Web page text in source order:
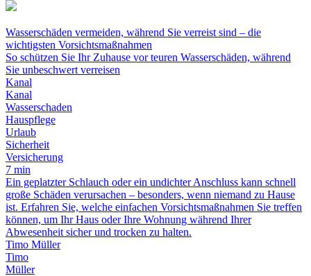
Wasserschäden vermeiden, während Sie verreist sind – die
wichtigsten Vorsichtsmaßnahmen
So schützen Sie Ihr Zuhause vor teuren Wasserschäden, während
Sie unbeschwert verreisen
Kanal
Kanal
Wasserschaden
Hauspflege
Urlaub
Sicherheit
Versicherung
7 min
Ein geplatzter Schlauch oder ein undichter Anschluss kann schnell
große Schäden verursachen – besonders, wenn niemand zu Hause
ist. Erfahren Sie, welche einfachen Vorsichtsmaßnahmen Sie treffen
können, um Ihr Haus oder Ihre Wohnung während Ihrer
Abwesenheit sicher und trocken zu halten.
Timo Müller
Timo
Müller